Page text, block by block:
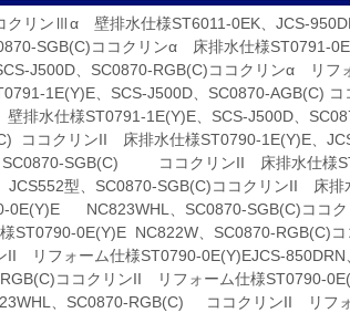
リンⅢα 壁排水仕様ST6011-0EK、JCS-
SGB(C)ココクリンα 床排水仕様ST0791-
J500D、SC0870-RGB(C)ココクリンα リ
1E(Y)E、SCS-J500D、SC0870-AGB(C)
排水仕様ST0791-1E(Y)E、SCS-J500D、
ココクリンII 床排水仕様ST0790-1E(Y)E、
SC0870-SGB(C) ココクリンII 床排水仕様
JCS552型、SC0870-SGB(C)ココクリンII 床
0E(Y)E NC823WHL、SC0870-SGB(C)ココ
ST0790-0E(Y)E NC822W、SC0870-RGB(C)
II リフォーム仕様ST0790-0E(Y)EJCS-
ココクリンII リフォーム仕様ST0790-
、SC0870-RGB(C) ココクリンII リフ